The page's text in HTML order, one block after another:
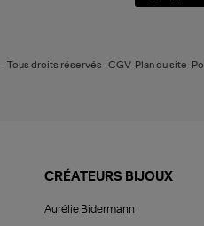
Tous droits réservés -CGV-Plan du site-
CRÉATEURS BIJOUX
Aurélie Bidermann